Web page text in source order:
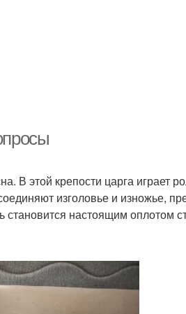
В этой крепости царга играет
изголовье и изножье,
настоящим оплотом